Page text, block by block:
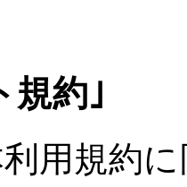
規約｣
用規約